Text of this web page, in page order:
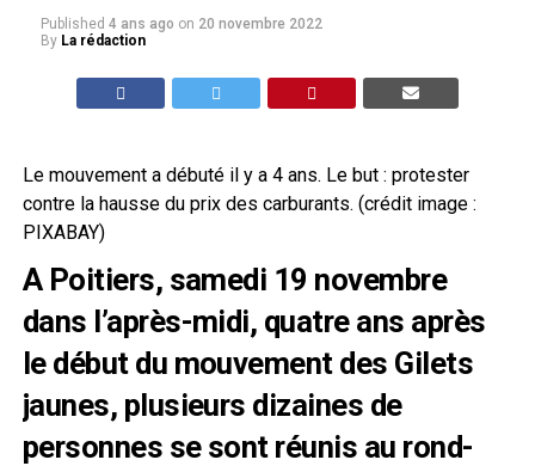
Published 4 ans ago on 20 novembre 2022
By La rédaction
Le mouvement a débuté il y a 4 ans. Le but : protester
contre la hausse du prix des carburants. (crédit image :
PIXABAY)
A Poitiers, samedi 19 novembre
dans l’après-midi, quatre ans après
le début du mouvement des Gilets
jaunes, plusieurs dizaines de
personnes se sont réunis au rond-